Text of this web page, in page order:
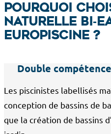
Pourquoi
naturelle
Europiscine ?
Double
Les piscinistes labellisés
conception de bassins de
que la création de bassins